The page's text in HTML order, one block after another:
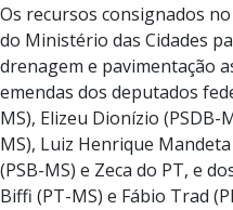
Os recursos consignados
do Ministério das Cidades
drenagem e pavimentação
emendas dos deputados
MS), Elizeu Dionízio (PSDB-
MS), Luiz Henrique
(PSB-MS) e Zeca do PT, e
Biffi (PT-MS) e Fábio Trad